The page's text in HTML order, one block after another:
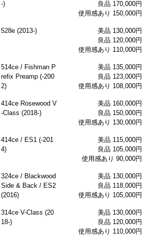
-)
良品 170,000円
使用感あり 150,000円
528e (2013-)
美品 130,000円
良品 120,000円
使用感あり 110,000円
514ce / Fishman P
refix Preamp (-200
2)
美品 135,000円
良品 123,000円
使用感あり 108,000円
414ce Rosewood V
-Class (2018-)
美品 160,000円
良品 150,000円
使用感あり 130,000円
414ce / ES1 (-201
4)
美品 115,000円
良品 105,000円
使用感あり 90,000円
324ce / Blackwood
Side & Back / ES2
(2016)
美品 130,000円
良品 118,000円
使用感あり 105,000円
314ce V-Class (20
18-)
美品 130,000円
良品 120,000円
使用感あり 110,000円